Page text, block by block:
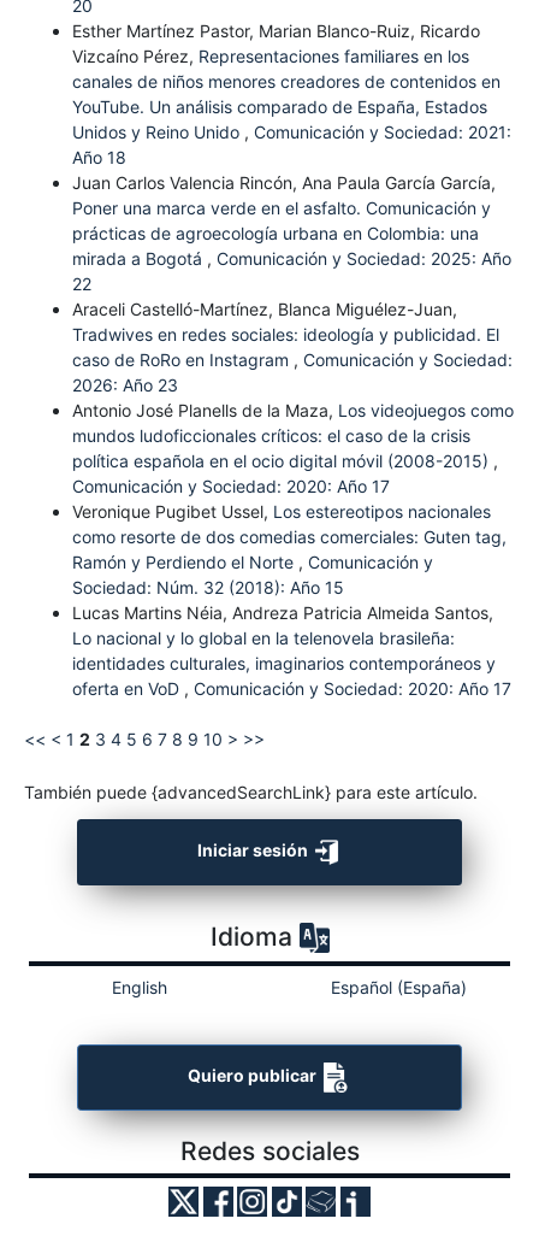
20
Esther Martínez Pastor, Marian Blanco-Ruiz, Ricardo
Vizcaíno Pérez, Representaciones familiares en los
canales de niños menores creadores de contenidos en
YouTube. Un análisis comparado de España, Estados
Unidos y Reino Unido , Comunicación y Sociedad: 2021:
Año 18
Juan Carlos Valencia Rincón, Ana Paula García García,
Poner una marca verde en el asfalto. Comunicación y
prácticas de agroecología urbana en Colombia: una
mirada a Bogotá , Comunicación y Sociedad: 2025: Año
22
Araceli Castelló-Martínez, Blanca Miguélez-Juan,
Tradwives en redes sociales: ideología y publicidad. El
caso de RoRo en Instagram , Comunicación y Sociedad:
2026: Año 23
Antonio José Planells de la Maza, Los videojuegos como
mundos ludoficcionales críticos: el caso de la crisis
política española en el ocio digital móvil (2008-2015) ,
Comunicación y Sociedad: 2020: Año 17
Veronique Pugibet Ussel, Los estereotipos nacionales
como resorte de dos comedias comerciales: Guten tag,
Ramón y Perdiendo el Norte , Comunicación y
Sociedad: Núm. 32 (2018): Año 15
Lucas Martins Néia, Andreza Patricia Almeida Santos,
Lo nacional y lo global en la telenovela brasileña:
identidades culturales, imaginarios contemporáneos y
oferta en VoD , Comunicación y Sociedad: 2020: Año 17
<< < 1 2 3 4 5 6 7 8 9 10 > >>
También puede {advancedSearchLink} para este artículo.
Iniciar sesión
Idioma
English Español (España)
Quiero publicar
Redes sociales